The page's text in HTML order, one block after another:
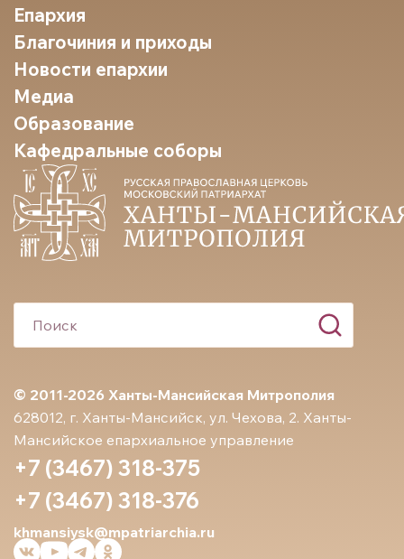
© 2011-2026 Ханты-Мансийская Митрополия
628012, г. Ханты-Мансийск, ул. Чехова, 2. Ханты-
Мансийское епархиальное управление
+7 (3467) 318-375
+7 (3467) 318-376
khmansiysk@mpatriarchia.ru
Епархия
Благочиния и приходы
Новости епархии
Медиа
Образование
Кафедральные соборы